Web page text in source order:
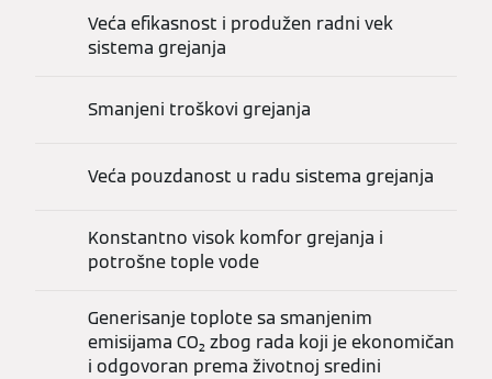
Veća efikasnost i produžen radni vek
sistema grejanja
Smanjeni troškovi grejanja
Veća pouzdanost u radu sistema grejanja
Konstantno visok komfor grejanja i
potrošne tople vode
Generisanje toplote sa smanjenim
emisijama CO₂ zbog rada koji je ekonomičan
i odgovoran prema životnoj sredini